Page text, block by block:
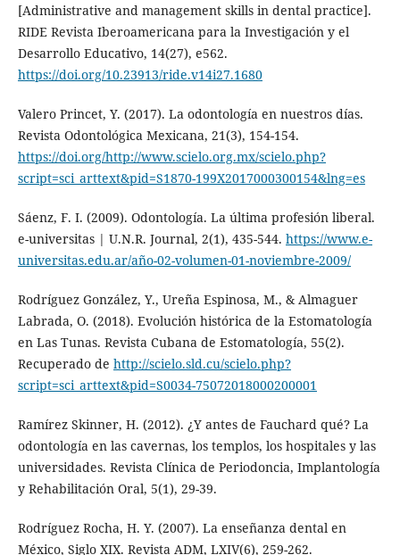
[Administrative and management skills in dental practice].
RIDE Revista Iberoamericana para la Investigación y el
Desarrollo Educativo, 14(27), e562.
https://doi.org/10.23913/ride.v14i27.1680
Valero Princet, Y. (2017). La odontología en nuestros días.
Revista Odontológica Mexicana, 21(3), 154-154.
https://doi.org/http://www.scielo.org.mx/scielo.php?
script=sci_arttext&pid=S1870-199X2017000300154&lng=es
Sáenz, F. I. (2009). Odontología. La última profesión liberal.
e-universitas | U.N.R. Journal, 2(1), 435-544. https://www.e-
universitas.edu.ar/año-02-volumen-01-noviembre-2009/
Rodríguez González, Y., Ureña Espinosa, M., & Almaguer
Labrada, O. (2018). Evolución histórica de la Estomatología
en Las Tunas. Revista Cubana de Estomatología, 55(2).
Recuperado de http://scielo.sld.cu/scielo.php?
script=sci_arttext&pid=S0034-75072018000200001
Ramírez Skinner, H. (2012). ¿Y antes de Fauchard qué? La
odontología en las cavernas, los templos, los hospitales y las
universidades. Revista Clínica de Periodoncia, Implantología
y Rehabilitación Oral, 5(1), 29-39.
Rodríguez Rocha, H. Y. (2007). La enseñanza dental en
México, Siglo XIX. Revista ADM, LXIV(6), 259-262.